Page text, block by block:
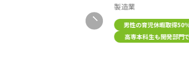
製造業
男性の育児休暇取得50
高専本科生も開発部門